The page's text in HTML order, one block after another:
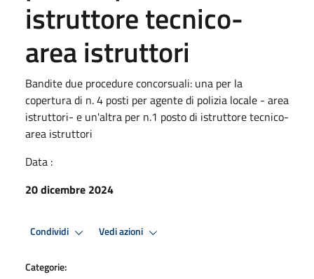
istruttore tecnico-
area istruttori
Bandite due procedure concorsuali: una per la
copertura di n. 4 posti per agente di polizia locale - area
istruttori- e un'altra per n.1 posto di istruttore tecnico-
area istruttori
Data :
20 dicembre 2024
Condividi Vedi azioni
Categorie: